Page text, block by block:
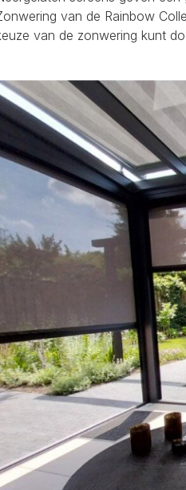
van de Rainbow
van de zonwering kunt